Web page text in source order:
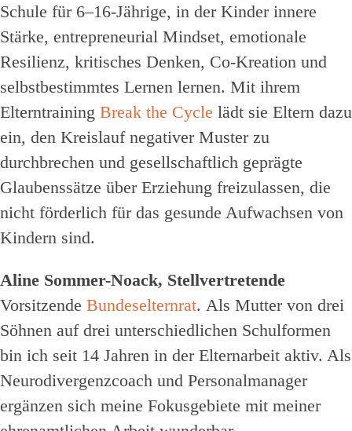
Schule für 6–16-Jährige, in der Kinder innere
Stärke, entrepreneurial Mindset, emotionale
Resilienz, kritisches Denken, Co-Kreation und
selbstbestimmtes Lernen lernen. Mit ihrem
Elterntraining Break the Cycle lädt sie Eltern dazu
ein, den Kreislauf negativer Muster zu
durchbrechen und gesellschaftlich geprägte
Glaubenssätze über Erziehung freizulassen, die
nicht förderlich für das gesunde Aufwachsen von
Kindern sind.
Aline Sommer-Noack, Stellvertretende
Vorsitzende Bundeselternrat. Als Mutter von drei
Söhnen auf drei unterschiedlichen Schulformen
bin ich seit 14 Jahren in der Elternarbeit aktiv. Als
Neurodivergenzcoach und Personalmanager
ergänzen sich meine Fokusgebiete mit meiner